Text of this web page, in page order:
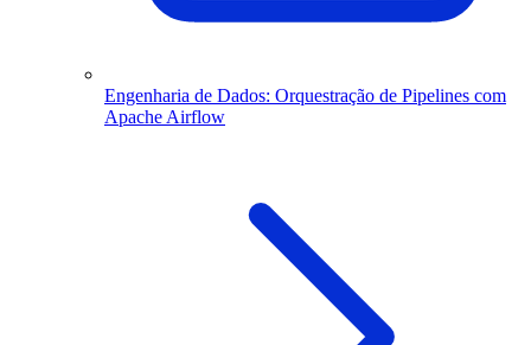
Engenharia de Dados: Orquestração de Pipelines com
Apache Airflow